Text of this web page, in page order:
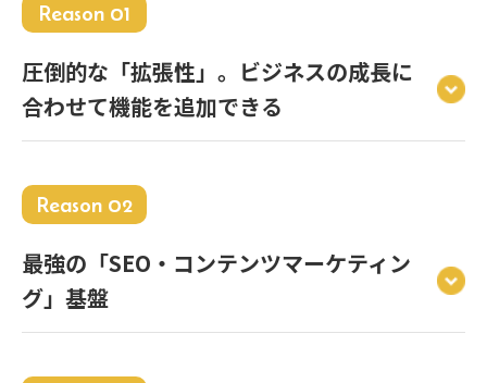
Reason 01
圧倒的な「拡張性」。ビジネスの成長に
合わせて機能を追加できる
Reason 02
最強の「SEO・コンテンツマーケティン
グ」基盤